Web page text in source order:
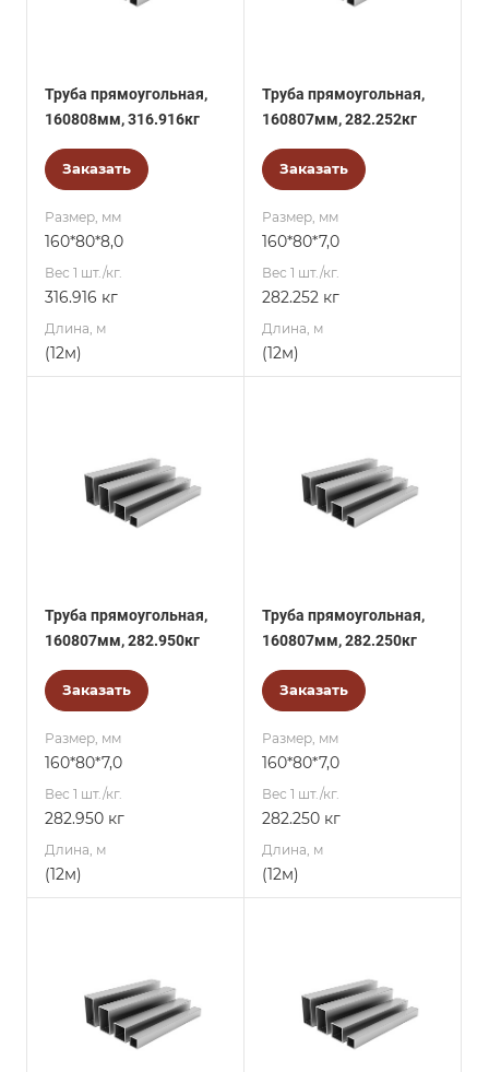
Труба прямоугольная,
160808мм, 316.916кг
Заказать
Размер, мм
160*80*8,0
Вес 1 шт./кг.
316.916 кг
Длина, м
(12м)
Труба прямоугольная,
160807мм, 282.252кг
Заказать
Размер, мм
160*80*7,0
Вес 1 шт./кг.
282.252 кг
Длина, м
(12м)
Труба прямоугольная,
160807мм, 282.950кг
Заказать
Размер, мм
160*80*7,0
Вес 1 шт./кг.
282.950 кг
Длина, м
(12м)
Труба прямоугольная,
160807мм, 282.250кг
Заказать
Размер, мм
160*80*7,0
Вес 1 шт./кг.
282.250 кг
Длина, м
(12м)